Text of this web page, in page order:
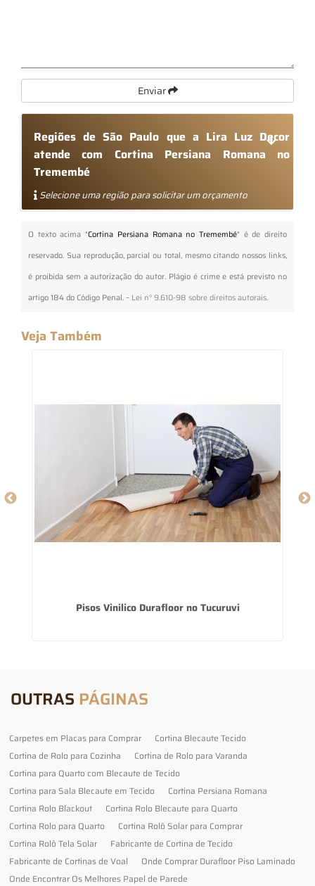
Enviar
Regiões de São Paulo que a Lira Luz Decor
atende com Cortina Persiana Romana no
Tremembé
Selecione uma região para solicitar um orçamento
O texto acima "Cortina Persiana Romana no Tremembé" é de direito
reservado. Sua reprodução, parcial ou total, mesmo citando nossos links,
é proibida sem a autorização do autor. Plágio é crime e está previsto no
artigo 184 do Código Penal. – Lei n° 9.610-98 sobre direitos autorais.
Veja Também
Pisos Vinilico Durafloor no Tucuruvi
OUTRAS PÁGINAS
Carpetes em Placas para Comprar
Cortina Blecaute Tecido
Cortina de Rolo para Cozinha
Cortina de Rolo para Varanda
Cortina para Quarto com Blecaute de Tecido
Cortina para Sala Blecaute em Tecido
Cortina Persiana Romana
Cortina Rolo Blackout
Cortina Rolo Blecaute para Quarto
Cortina Rolo para Quarto
Cortina Rolô Solar para Comprar
Cortina Rolô Tela Solar
Fabricante de Cortina de Tecido
Fabricante de Cortinas de Voal
Onde Comprar Durafloor Piso Laminado
Onde Encontrar Os Melhores Papel de Parede